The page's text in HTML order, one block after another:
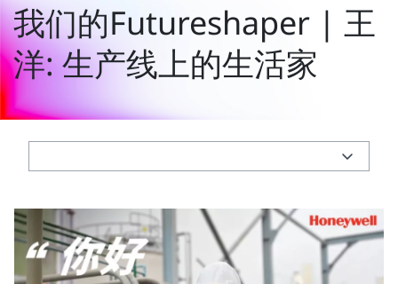
我们的Futureshaper | 王
洋: 生产线上的生活家